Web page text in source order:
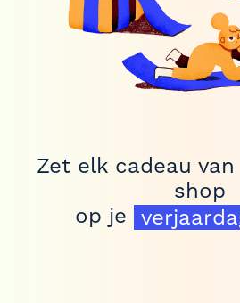
Zet elk cadeau
shop
op je